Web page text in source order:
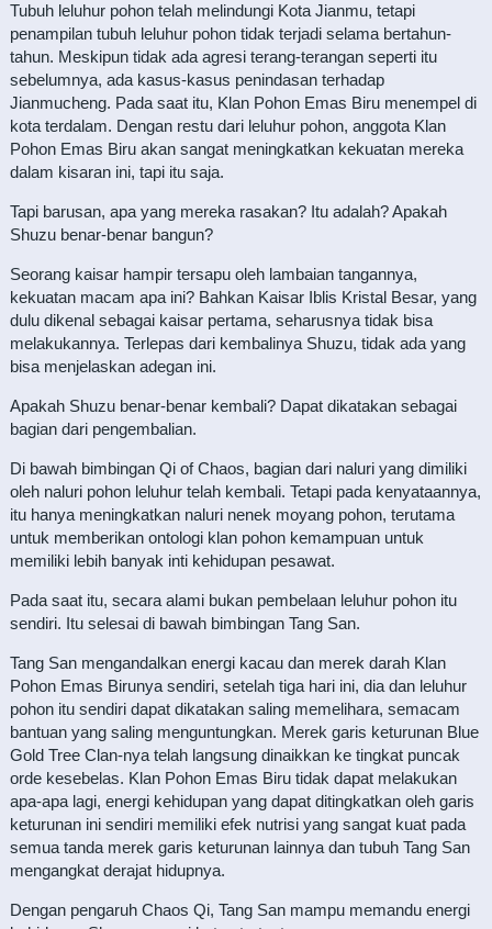
Tubuh leluhur pohon telah melindungi Kota Jianmu, tetapi
penampilan tubuh leluhur pohon tidak terjadi selama bertahun-
tahun. Meskipun tidak ada agresi terang-terangan seperti itu
sebelumnya, ada kasus-kasus penindasan terhadap
Jianmucheng. Pada saat itu, Klan Pohon Emas Biru menempel di
kota terdalam. Dengan restu dari leluhur pohon, anggota Klan
Pohon Emas Biru akan sangat meningkatkan kekuatan mereka
dalam kisaran ini, tapi itu saja.
Tapi barusan, apa yang mereka rasakan? Itu adalah? Apakah
Shuzu benar-benar bangun?
Seorang kaisar hampir tersapu oleh lambaian tangannya,
kekuatan macam apa ini? Bahkan Kaisar Iblis Kristal Besar, yang
dulu dikenal sebagai kaisar pertama, seharusnya tidak bisa
melakukannya. Terlepas dari kembalinya Shuzu, tidak ada yang
bisa menjelaskan adegan ini.
Apakah Shuzu benar-benar kembali? Dapat dikatakan sebagai
bagian dari pengembalian.
Di bawah bimbingan Qi of Chaos, bagian dari naluri yang dimiliki
oleh naluri pohon leluhur telah kembali. Tetapi pada kenyataannya,
itu hanya meningkatkan naluri nenek moyang pohon, terutama
untuk memberikan ontologi klan pohon kemampuan untuk
memiliki lebih banyak inti kehidupan pesawat.
Pada saat itu, secara alami bukan pembelaan leluhur pohon itu
sendiri. Itu selesai di bawah bimbingan Tang San.
Tang San mengandalkan energi kacau dan merek darah Klan
Pohon Emas Birunya sendiri, setelah tiga hari ini, dia dan leluhur
pohon itu sendiri dapat dikatakan saling memelihara, semacam
bantuan yang saling menguntungkan. Merek garis keturunan Blue
Gold Tree Clan-nya telah langsung dinaikkan ke tingkat puncak
orde kesebelas. Klan Pohon Emas Biru tidak dapat melakukan
apa-apa lagi, energi kehidupan yang dapat ditingkatkan oleh garis
keturunan ini sendiri memiliki efek nutrisi yang sangat kuat pada
semua tanda merek garis keturunan lainnya dan tubuh Tang San
mengangkat derajat hidupnya.
Dengan pengaruh Chaos Qi, Tang San mampu memandu energi